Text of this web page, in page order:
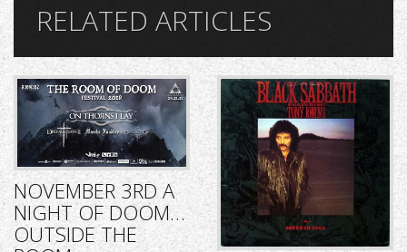
RELATED ARTICLES
NOVEMBER 3RD A
NIGHT OF DOOM…
OUTSIDE THE